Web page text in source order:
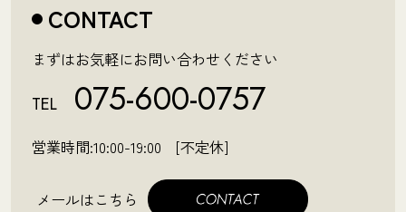
CONTACT
まずはお気軽にお問い合わせください
TEL 075-600-0757
営業時間:10:00-19:00 [不定休]
メールはこちら